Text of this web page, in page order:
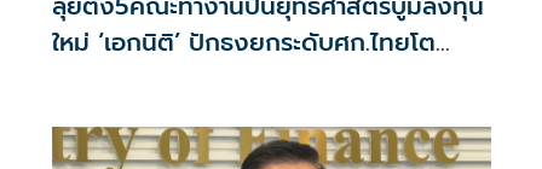
ใหม่ ‘เอกนิติ’ ปักธงยกระดับศก.ไทยโต